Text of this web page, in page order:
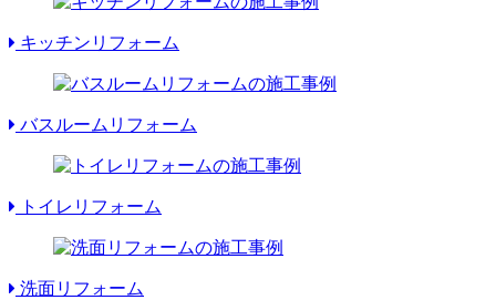
キッチンリフォーム
バスルームリフォーム
トイレリフォーム
洗面リフォーム